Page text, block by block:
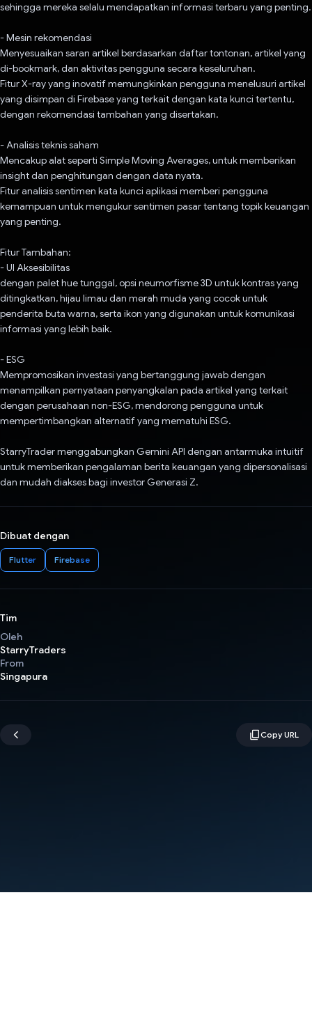
sehingga mereka selalu mendapatkan informasi terbaru yang penting.
- Mesin rekomendasi
Menyesuaikan saran artikel berdasarkan daftar tontonan, artikel yang
di-bookmark, dan aktivitas pengguna secara keseluruhan.
Fitur X-ray yang inovatif memungkinkan pengguna menelusuri artikel
yang disimpan di Firebase yang terkait dengan kata kunci tertentu,
dengan rekomendasi tambahan yang disertakan.
- Analisis teknis saham
Mencakup alat seperti Simple Moving Averages, untuk memberikan
insight dan penghitungan dengan data nyata.
Fitur analisis sentimen kata kunci aplikasi memberi pengguna
kemampuan untuk mengukur sentimen pasar tentang topik keuangan
yang penting.
Fitur Tambahan:
- UI Aksesibilitas
dengan palet hue tunggal, opsi neumorfisme 3D untuk kontras yang
ditingkatkan, hijau limau dan merah muda yang cocok untuk
penderita buta warna, serta ikon yang digunakan untuk komunikasi
informasi yang lebih baik.
- ESG
Mempromosikan investasi yang bertanggung jawab dengan
menampilkan pernyataan penyangkalan pada artikel yang terkait
dengan perusahaan non-ESG, mendorong pengguna untuk
mempertimbangkan alternatif yang mematuhi ESG.
StarryTrader menggabungkan Gemini API dengan antarmuka intuitif
untuk memberikan pengalaman berita keuangan yang dipersonalisasi
dan mudah diakses bagi investor Generasi Z.
Dibuat dengan
Flutter Firebase
Tim
Oleh
StarryTraders
From
Singapura